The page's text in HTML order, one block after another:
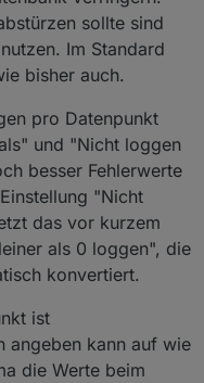
sollte sind
Im Standard
bisher auch.
pro Datenpunkt
und "Nicht loggen
besser Fehlerwerte
"Nicht
das vor kurzem
als 0 loggen", die
konvertiert.
ist
angeben kann auf wie
die Werte beim